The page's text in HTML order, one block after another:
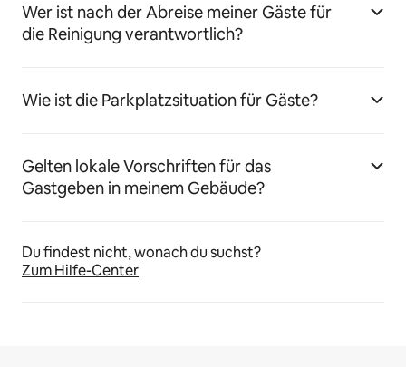
Wer ist nach der Abreise meiner Gäste für
die Reinigung verantwortlich?
Wie ist die Parkplatzsituation für Gäste?
Gelten lokale Vorschriften für das
Gastgeben in meinem Gebäude?
Du findest nicht, wonach du suchst?
Zum Hilfe-Center